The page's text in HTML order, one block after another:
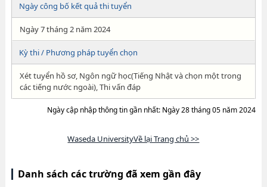
Ngày công bố kết quả thi tuyển
Ngày 7 tháng 2 năm 2024
Kỳ thi / Phương pháp tuyển chọn
Xét tuyển hồ sơ, Ngôn ngữ học(Tiếng Nhật và chọn một trong
các tiếng nước ngoài), Thi vấn đáp
Ngày cập nhập thông tin gần nhất: Ngày 28 tháng 05 năm 2024
Waseda UniversityVề lại Trang chủ >>
Danh sách các trường đã xem gần đây